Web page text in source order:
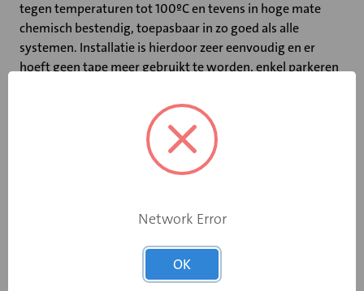
tegen temperaturen tot 100ºC en tevens in hoge mate
chemisch bestendig, toepasbaar in zo goed als alle
systemen. Installatie is hierdoor zeer eenvoudig en er
hoeft geen tape meer gebruikt te worden, enkel parkeren
luchtdichte verbinding, luchtdichtheidsklasse D conform
Nee
Network Error
OK